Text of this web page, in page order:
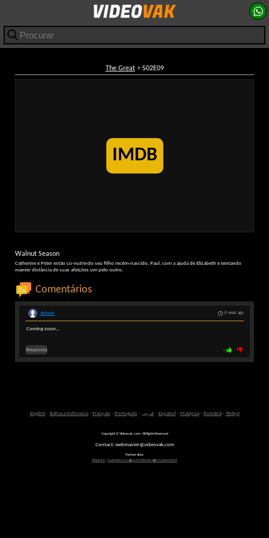
The Great> S02E09
IMDB
Walnut Season
Catherine e Peter estão co-nutrindo seu filho recém-nascido, Paul, com a ajuda de Elizabeth e tentando
manter distância de suas afeições um pelo outro.
Comentários
6 years ago
Admin
Coming soon...
- -
Resposta
English - Bahasa Indonesia- Français - Português - عربى- Español - Malaysia- Română- Türkçe
Copyright © Videovak.com. All Rights Reserved
Contact: webmaster@videovak.com
Partner sites:
Waptrick-Gazeteler ve G�ncel Haberler i�in Gazete Keyfi